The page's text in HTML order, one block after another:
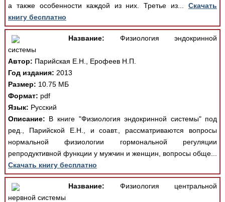
а также особенности каждой из них. Третье из...Скачать
книгу бесплатно
Название: Физиология эндокринной
системы
Автор: Парийская Е.Н., Ерофеев Н.П.
Год издания: 2013
Размер: 10.75 МБ
Формат: pdf
Язык: Русский
Описание: В книге "Физиология эндокринной системы" под
ред., Парийской Е.Н., и соавт., рассматриваются вопросы
нормальной физиологии гормональной регуляции
репродуктивной функции у мужчин и женщин, вопросы обще...
Скачать книгу бесплатно
Название: Физиология центральной
нервной системы